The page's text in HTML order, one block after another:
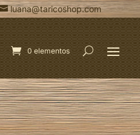
luana@taricoshop.com
0 elementos